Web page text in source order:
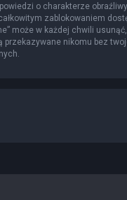
o charakterze
zablokowaniem
może w każdej chwili
nikomu bez